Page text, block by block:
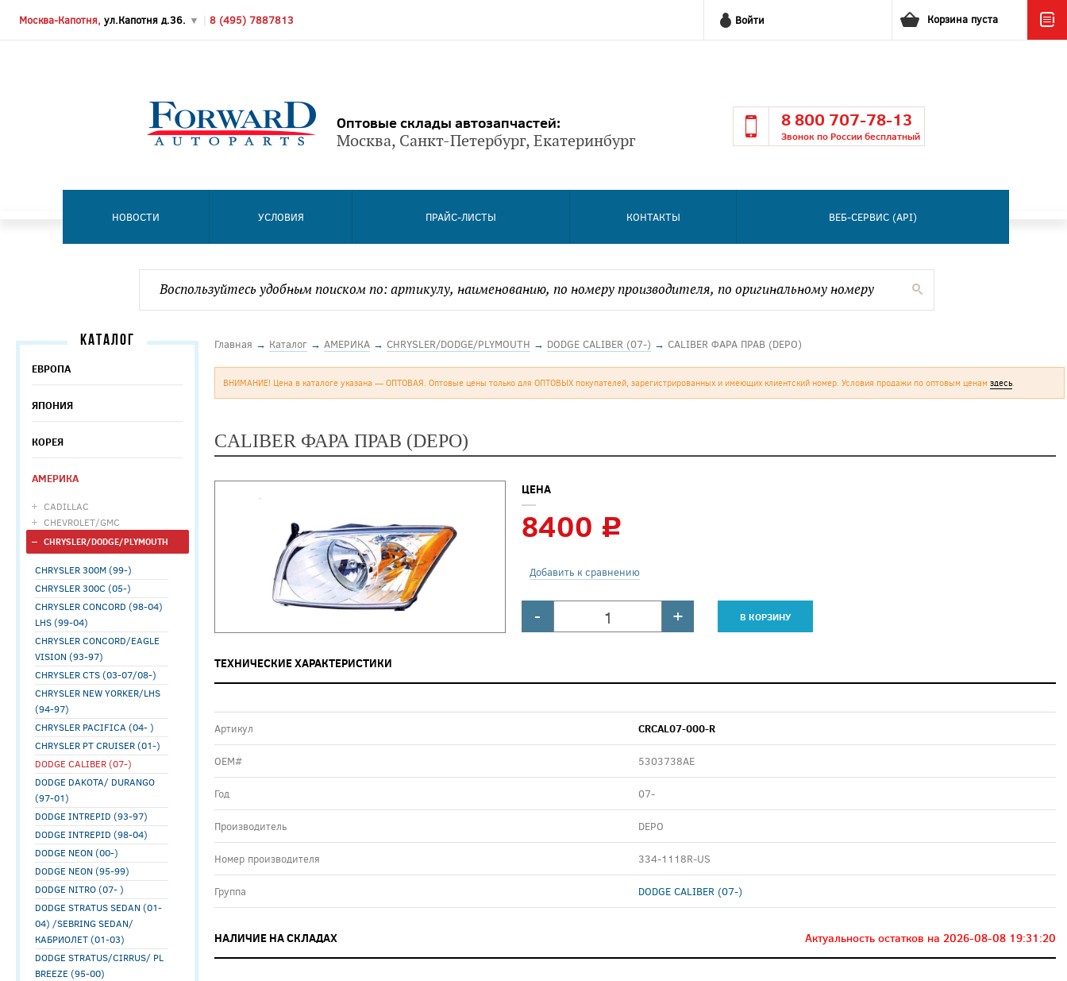
Москва-Капотня, ул.Капотня д.36. ▼ 8 (495) 7887813 Войти Корзина пуста
Оптовые склады автозапчастей:
Москва, Санкт-Петербург, Екатеринбург
8 800 707-78-13
Звонок по России бесплатный
НОВОСТИ УСЛОВИЯ ПРАЙС-ЛИСТЫ КОНТАКТЫ ВЕБ-СЕРВИС (API)
КАТАЛОГ
ЕВРОПА
ЯПОНИЯ
КОРЕЯ
АМЕРИКА
CADILLAC
CHEVROLET/GMC
CHRYSLER/DODGE/PLYMOUTH
CHRYSLER 300M (99-)
CHRYSLER 300С (05-)
CHRYSLER CONCORD (98-04)
LHS (99-04)
CHRYSLER CONCORD/EAGLE
VISION (93-97)
CHRYSLER CTS (03-07/08-)
CHRYSLER NEW YORKER/LHS
(94-97)
CHRYSLER PACIFICA (04- )
CHRYSLER PT CRUISER (01-)
DODGE CALIBER (07-)
DODGE DAKOTA/ DURANGO
(97-01)
DODGE INTREPID (93-97)
DODGE INTREPID (98-04)
DODGE NEON (00-)
DODGE NEON (95-99)
DODGE NITRO (07- )
DODGE STRATUS SEDAN (01-
04) /SEBRING SEDAN/
КАБРИОЛЕТ (01-03)
DODGE STRATUS/CIRRUS/ PL
BREEZE (95-00)
Главная → Каталог → АМЕРИКА → CHRYSLER/DODGE/PLYMOUTH → DODGE CALIBER (07-) → CALIBER ФАРА ПРАВ (DEPO)
ВНИМАНИЕ! Цена в каталоге указана — ОПТОВАЯ. Оптовые цены только для ОПТОВЫХ покупателей, зарегистрированных и имеющих клиентский номер. Условия продажи по оптовым ценам здесь.
CALIBER ФАРА ПРАВ (DEPO)
ЦЕНА
8400 c
Добавить к сравнению
- + В КОРЗИНУ
ТЕХНИЧЕСКИЕ ХАРАКТЕРИСТИКИ
Артикул CRCAL07-000-R
ОЕМ# 5303738AE
Год 07-
Производитель DEPO
Номер производителя 334-1118R-US
Группа DODGE CALIBER (07-)
НАЛИЧИЕ НА СКЛАДАХ Актуальность остатков на 2026-08-08 19:31:20